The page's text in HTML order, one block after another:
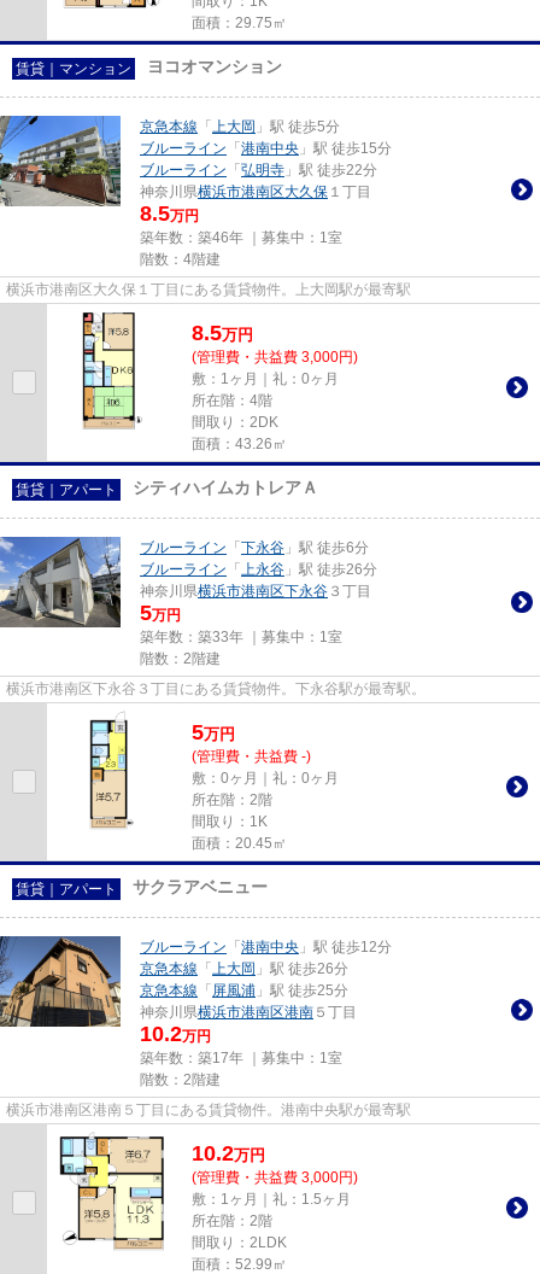
面積：29.75㎡
賃貸｜マンション ヨコオマンション
京急本線 「 上大岡 」駅 徒歩5分
ブルーライン 「 港南中央 」駅 徒歩15分
ブルーライン 「 弘明寺 」駅 徒歩22分
神奈川県横浜市港南区大久保 １丁目
8.5万円
築年数：築46年 ｜募集中： 1室
階数：4階建
横浜市港南区大久保１丁目にある賃貸物件。上大岡駅が最寄駅
8.5万円
(管理費・共益費 3,000円)
敷：1ヶ月｜礼：0ヶ月
所在階：4階
間取り：2DK
面積：43.26㎡
賃貸｜アパート シティハイムカトレアＡ
ブルーライン 「 下永谷 」駅 徒歩6分
ブルーライン 「 上永谷 」駅 徒歩26分
神奈川県横浜市港南区下永谷 ３丁目
5万円
築年数：築33年 ｜募集中： 1室
階数：2階建
横浜市港南区下永谷３丁目にある賃貸物件。下永谷駅が最寄駅。
5万円
(管理費・共益費 -)
敷：0ヶ月｜礼：0ヶ月
所在階：2階
間取り：1K
面積：20.45㎡
賃貸｜アパート サクラアベニュー
ブルーライン 「 港南中央 」駅 徒歩12分
京急本線 「 上大岡 」駅 徒歩26分
京急本線 「 屏風浦 」駅 徒歩25分
神奈川県横浜市港南区港南 ５丁目
10.2万円
築年数：築17年 ｜募集中： 1室
階数：2階建
横浜市港南区港南５丁目にある賃貸物件。港南中央駅が最寄駅
10.2万円
(管理費・共益費 3,000円)
敷：1ヶ月｜礼：1.5ヶ月
所在階：2階
間取り：2LDK
面積：52.99㎡